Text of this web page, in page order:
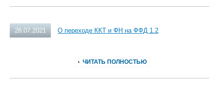
28.07.2021 О переходе ККТ и ФН на ФФД 1.2
ЧИТАТЬ ПОЛНОСТЬЮ